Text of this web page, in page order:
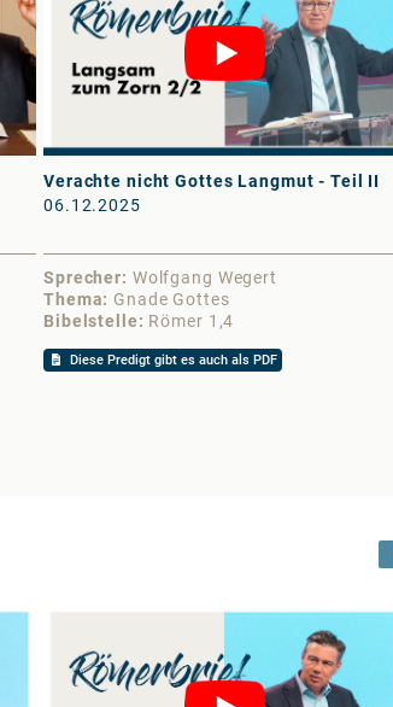
Verachte nicht Gottes Langmut - Teil II
06.12.2025
Sprecher
Wolfgang Wegert
Thema
Gnade Gottes
Bibelstelle
Römer 1,4
Diese Predigt gibt es auch als PDF